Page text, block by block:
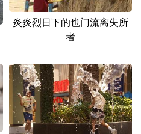
Français عربى
炎炎烈日下的也门流离失所
者